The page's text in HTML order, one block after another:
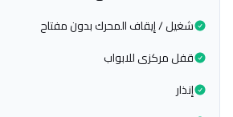
شغيل / إيقاف المحرك بدون مفتاح
قفل مركزى للابواب
إنذار